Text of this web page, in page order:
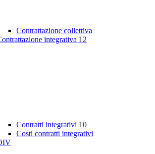
Contrattazione collettiva
integrativa 12
Contratti integrativi 10
Costi contratti integrativi